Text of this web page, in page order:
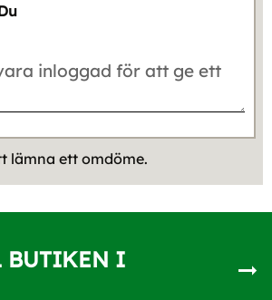
lämna ett omdöme.
BUTIKEN I